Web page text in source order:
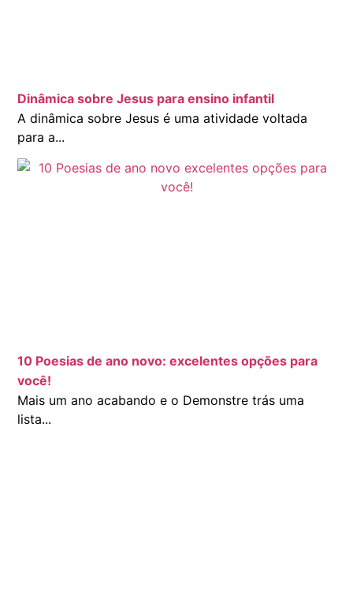
Dinâmica sobre Jesus para ensino infantil
A dinâmica sobre Jesus é uma atividade voltada
para a...
10 Poesias de ano novo: excelentes opções para
você!
Mais um ano acabando e o Demonstre trás uma
lista...